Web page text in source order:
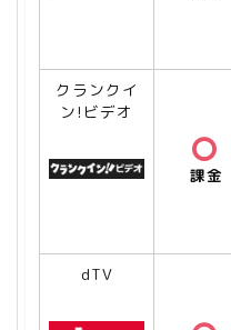
クランクイ
ン!ビデオ
課金
dTV